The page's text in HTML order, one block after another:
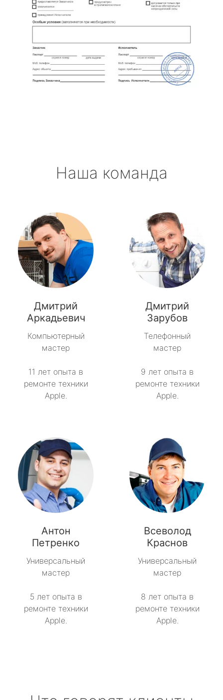
Наша команда
Дмитрий
Аркадьевич
Компьютерный
мастер
11 лет опыта в
ремонте техники
Apple.
Дмитрий
Зарубов
Телефонный
мастер
9 лет опыта в
ремонте техники
Apple.
Антон
Петренко
Универсальный
мастер
5 лет опыта в
ремонте техники
Apple.
Всеволод
Краснов
Универсальный
мастер
8 лет опыта в
ремонте техники
Apple.